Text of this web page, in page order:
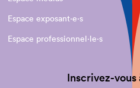
Espace exposant·e⋅s
Espace professionnel·le⋅s
Inscrivez-